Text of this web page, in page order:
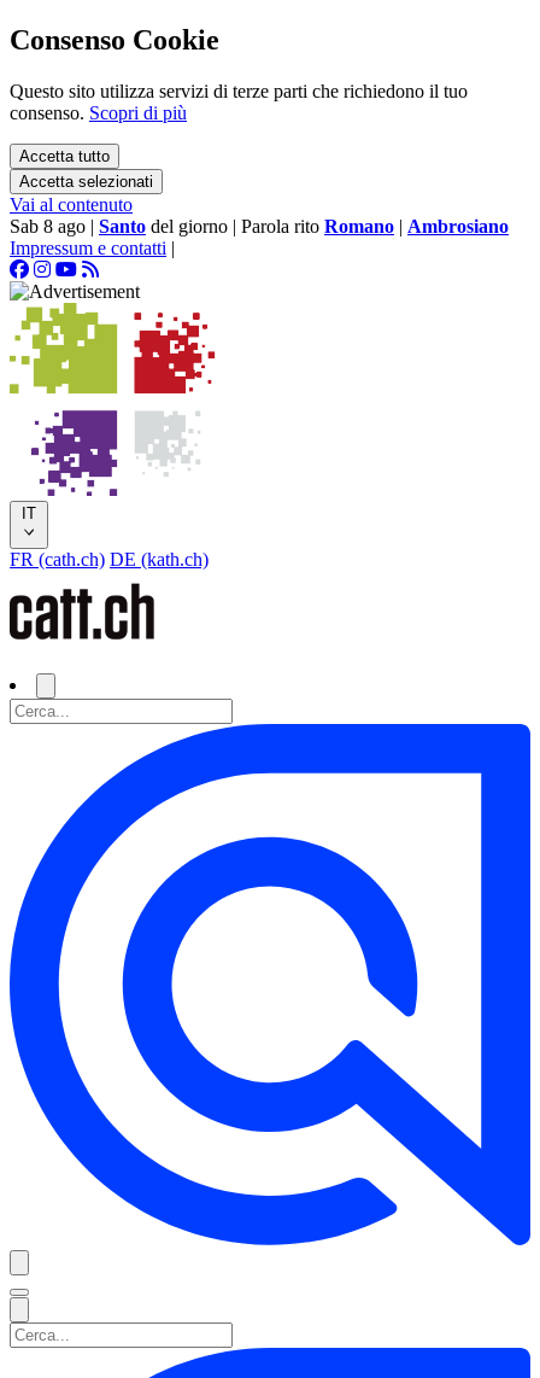
Consenso Cookie
Questo sito utilizza servizi di terze parti che richiedono il tuo
consenso. Scopri di più
Accetta tutto
Accetta selezionati
Vai al contenuto
Sab 8 ago | Santo del giorno | Parola rito Romano | Ambrosiano
Impressum e contatti |
IT
FR (cath.ch) DE (kath.ch)